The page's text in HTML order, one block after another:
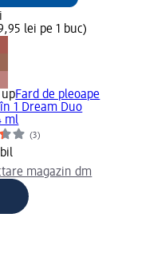
lei pe 1 buc)
Fard de pleoape
1 Dream Duo
ml
(3)
magazin dm